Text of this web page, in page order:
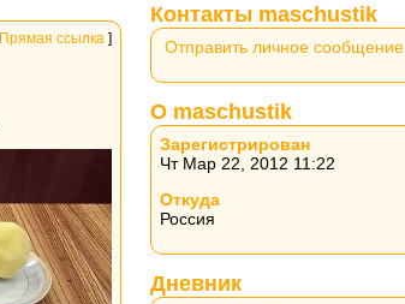
Прямая ссылка ]
Контакты maschustik
Отправить личное сообщение
О maschustik
Зарегистрирован
Чт Мар 22, 2012 11:22
Откуда
Россия
Дневник